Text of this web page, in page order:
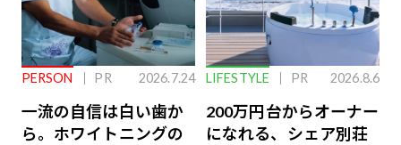
PERSON PR 2026.7.24
一流の自信は白い歯か
ら。ホワイトニングの
LIFESTYLE PR 2026.8.6
200万円台からオーナー
になれる、シェア別荘